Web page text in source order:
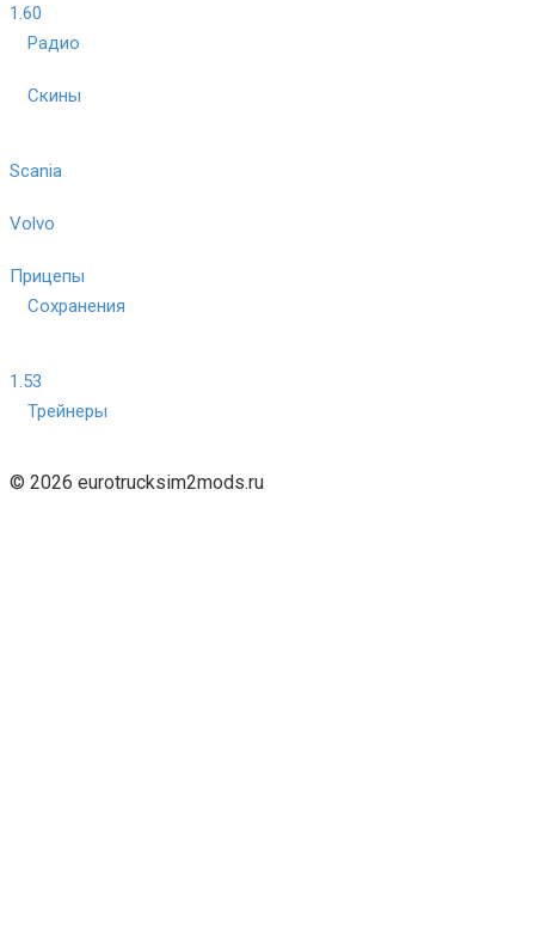
1.60
Радио
Скины
Scania
Volvo
Прицепы
Сохранения
1.53
Трейнеры
© 2026 eurotrucksim2mods.ru